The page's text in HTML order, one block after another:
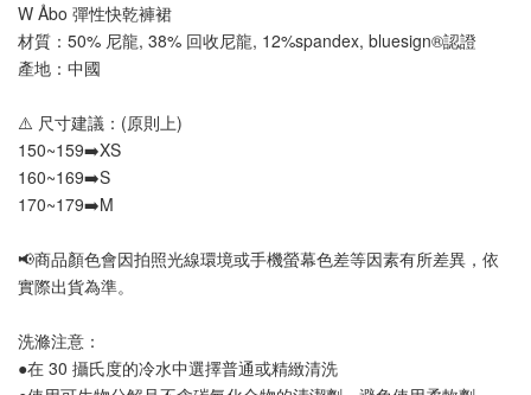
W Åbo 彈性快乾褲裙
材質：50% 尼龍, 38% 回收尼龍, 12%spandex, bluesign®認證
產地：中國
⚠️ 尺寸建議：(原則上)
150~159➡️XS
160~169➡️S
170~179➡️M
📢商品顏色會因拍照光線環境或手機螢幕色差等因素有所差異，依
實際出貨為準。
洗滌注意：
●在 30 攝氏度的冷水中選擇普通或精緻清洗